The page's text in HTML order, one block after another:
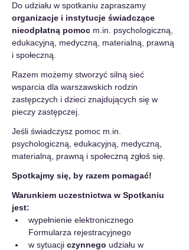
Do udziału w spotkaniu zapraszamy
organizacje i instytucje świadczące
nieodpłatną pomoc m.in. psychologiczną,
edukacyjną, medyczną, materialną, prawną
i społeczną.
Razem możemy stworzyć silną sieć
wsparcia dla warszawskich rodzin
zastępczych i dzieci znajdujących się w
pieczy zastępczej.
Jeśli świadczysz pomoc m.in.
psychologiczną, edukacyjną, medyczną,
materialną, prawną i społeczną zgłoś się.
Spotkajmy się, by razem pomagać!
Warunkiem uczestnictwa w Spotkaniu
jest:
wypełnienie elektronicznego
Formularza rejestracyjnego
w sytuacji czynnego udziału w